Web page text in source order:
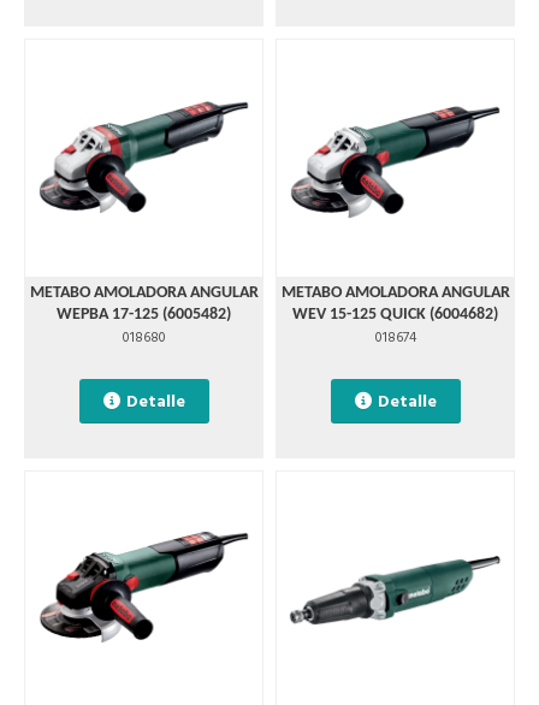
METABO AMOLADORA ANGULAR
WEPBA 17-125 (6005482)
018680
Detalle
METABO AMOLADORA ANGULAR
WEV 15-125 QUICK (6004682)
018674
Detalle